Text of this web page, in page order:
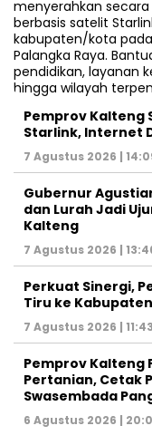
Pemprov Kalteng
Starlink, Internet
7 Agustus 2026 |
Gubernur
dan Lurah Jadi
Kalteng
7 Agustus 2026 |
Perkuat Sinergi,
Tiru ke
7 Agustus 2026 |
Pemprov Kalteng
Pertanian, Cetak
Swasembada
6 Agustus 2026 |